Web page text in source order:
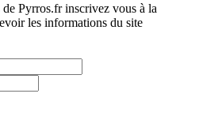
Pyrros.fr inscrivez vous à la
les informations du site